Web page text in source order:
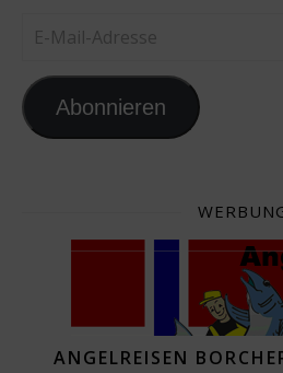
E-Mail-Adresse
Abonnieren
ANGELREISEN